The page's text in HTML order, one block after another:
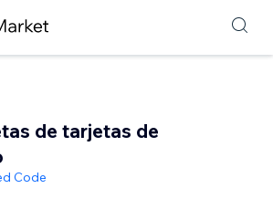
de tarjetas de
Code